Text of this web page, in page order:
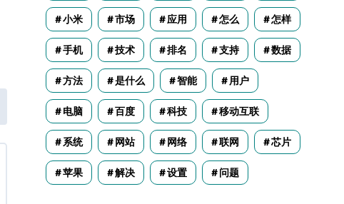
小米 市场 应用 怎么 怎样
手机 技术 排名 支持 数据
方法 是什么 智能 用户
电脑 百度 科技 移动互联
系统 网站 网络 联网 芯片
苹果 解决 设置 问题